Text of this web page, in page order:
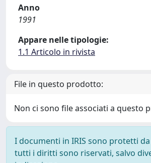
Anno
1991
Appare nelle tipologie:
1.1 Articolo in rivista
File in questo prodotto:
Non ci sono file associati a questo
I documenti in IRIS sono protetti
tutti i diritti sono riservati, salvo